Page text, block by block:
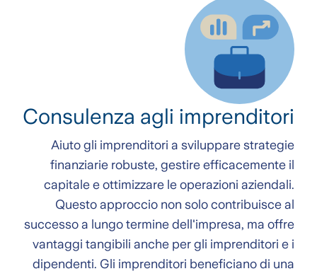
Consulenza agli imprenditori
Aiuto gli imprenditori a sviluppare strategie
finanziarie robuste, gestire efficacemente il
capitale e ottimizzare le operazioni aziendali.
Questo approccio non solo contribuisce al
successo a lungo termine dell'impresa, ma offre
vantaggi tangibili anche per gli imprenditori e i
dipendenti. Gli imprenditori beneficiano di una